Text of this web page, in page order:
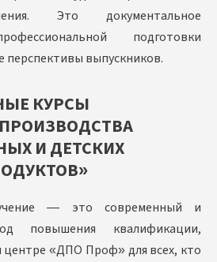
Это документальное
подготовки
перспективы выпускников.
КУРСЫ
И ДЕТСКИХ
— это современный и
повышения квалификации,
центре «ДПО Проф» для всех, кто